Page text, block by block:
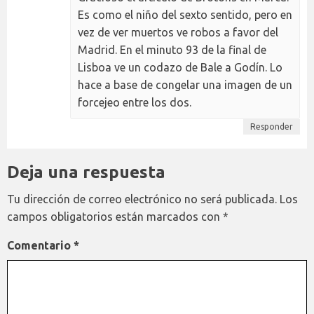
Es como el niño del sexto sentido, pero en
vez de ver muertos ve robos a favor del
Madrid. En el minuto 93 de la final de
Lisboa ve un codazo de Bale a Godín. Lo
hace a base de congelar una imagen de un
forcejeo entre los dos.
Responder
Deja una respuesta
Tu dirección de correo electrónico no será publicada. Los
campos obligatorios están marcados con *
Comentario *